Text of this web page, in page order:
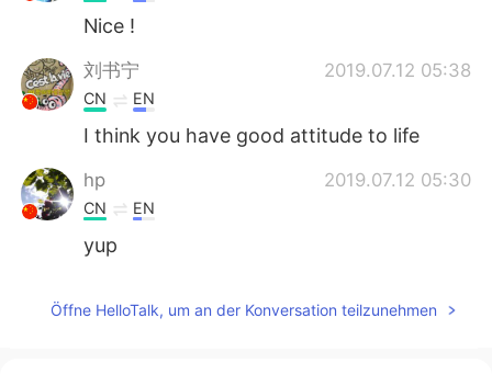
Nice !
刘书宁 2019.07.12 05:38
CN EN
I think you have good attitude to life
hp 2019.07.12 05:30
CN EN
yup
Öffne HelloTalk, um an der Konversation teilzunehmen